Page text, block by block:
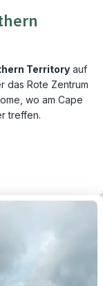
Territory auf
das Rote Zentrum
wo am Cape
treffen.